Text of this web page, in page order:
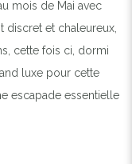
mois de Mai avec
discret et chaleureux,
cette fois ci, dormi
luxe pour cette
escapade essentielle